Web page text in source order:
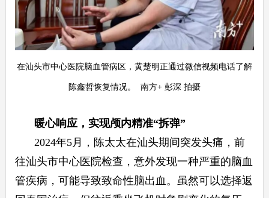
在汕头市中心医院脑血管病区，黄楚明正通过微信视频电话了解
陈鑫哲恢复情况。 南方+ 彭深 拍摄
暖心响应，实现颅内精准“拆弹”
2024年5月，陈太太在汕头期间突发头痛，前
往汕头市中心医院检查，意外发现一种严重的脑血
管疾病，可能导致致命性脑出血。虽然可以选择返